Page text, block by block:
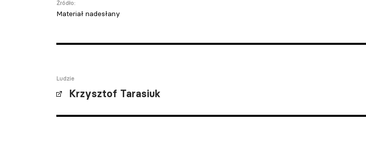
Źródło:
Materiał nadesłany
Ludzie
Krzysztof Tarasiuk